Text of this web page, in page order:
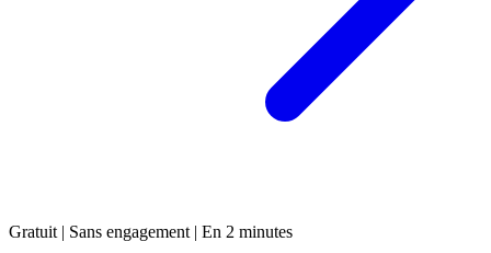
Gratuit | Sans engagement | En 2 minutes